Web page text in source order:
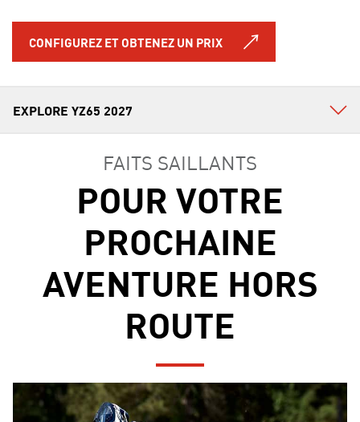
CONFIGUREZ ET OBTENEZ UN PRIX
FAITS SAILLANTS
POUR VOTRE
PROCHAINE
AVENTURE HORS
ROUTE